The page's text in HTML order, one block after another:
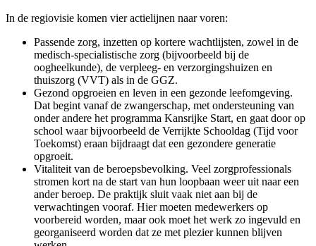
In de regiovisie komen vier actielijnen naar voren:
Passende zorg, inzetten op kortere wachtlijsten, zowel in de
medisch-specialistische zorg (bijvoorbeeld bij de
oogheelkunde), de verpleeg- en verzorgingshuizen en
thuiszorg (VVT) als in de GGZ.
Gezond opgroeien en leven in een gezonde leefomgeving.
Dat begint vanaf de zwangerschap, met ondersteuning van
onder andere het programma Kansrijke Start, en gaat door op
school waar bijvoorbeeld de Verrijkte Schooldag (Tijd voor
Toekomst) eraan bijdraagt dat een gezondere generatie
opgroeit.
Vitaliteit van de beroepsbevolking. Veel zorgprofessionals
stromen kort na de start van hun loopbaan weer uit naar een
ander beroep. De praktijk sluit vaak niet aan bij de
verwachtingen vooraf. Hier moeten medewerkers op
voorbereid worden, maar ook moet het werk zo ingevuld en
georganiseerd worden dat ze met plezier kunnen blijven